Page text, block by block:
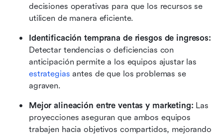
decisiones operativas para que los recursos se
utilicen de manera eficiente.
Identificación temprana de riesgos de ingresos:
Detectar tendencias o deficiencias con
estrategias antes de que los problemas se
agraven.
Mejor alineación entre ventas y marketing: Las
proyecciones aseguran que ambos equipos
trabajen hacia objetivos compartidos, mejorando